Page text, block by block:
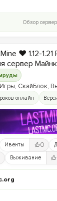
Обзор
❤️ 1.12-
сервер
СкайБлок,
онлайн
Ивенты 0
Выживание